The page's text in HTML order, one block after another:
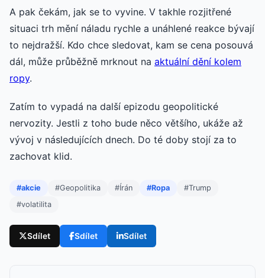
A pak čekám, jak se to vyvine. V takhle rozjitřené
situaci trh mění náladu rychle a unáhlené reakce bývají
to nejdražší. Kdo chce sledovat, kam se cena posouvá
dál, může průběžně mrknout na aktuální dění kolem
ropy.
Zatím to vypadá na další epizodu geopolitické
nervozity. Jestli z toho bude něco většího, ukáže až
vývoj v následujících dnech. Do té doby stojí za to
zachovat klid.
#akcie #Geopolitika #Írán #Ropa
#Trump
#volatilita
Sdílet Sdílet Sdílet